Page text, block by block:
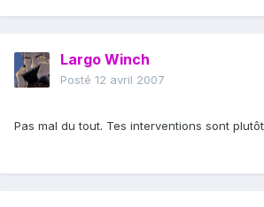
Largo Winch
Posté 12 avril 2007
Pas mal du tout. Tes interventions sont